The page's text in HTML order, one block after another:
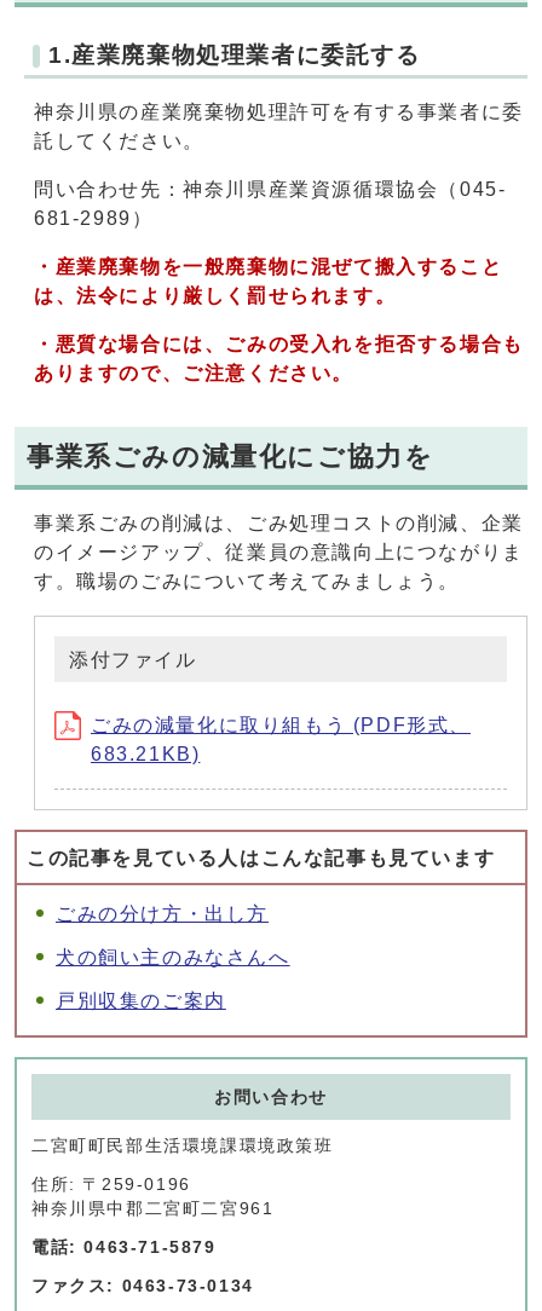
1.産業廃棄物処理業者に委託する
神奈川県の産業廃棄物処理許可を有する事業者に委
託してください。
問い合わせ先：神奈川県産業資源循環協会（045-
681-2989）
・産業廃棄物を一般廃棄物に混ぜて搬入すること
は、法令により厳しく罰せられます。
・悪質な場合には、ごみの受入れを拒否する場合も
ありますので、ご注意ください。
事業系ごみの減量化にご協力を
事業系ごみの削減は、ごみ処理コストの削減、企業
のイメージアップ、従業員の意識向上につながりま
す。職場のごみについて考えてみましょう。
添付ファイル
ごみの減量化に取り組もう (PDF形式、
683.21KB)
この記事を見ている人はこんな記事も見ています
ごみの分け方・出し方
犬の飼い主のみなさんへ
戸別収集のご案内
お問い合わせ
二宮町町民部生活環境課環境政策班
住所: 〒259-0196
神奈川県中郡二宮町二宮961
電話: 0463-71-5879
ファクス: 0463-73-0134